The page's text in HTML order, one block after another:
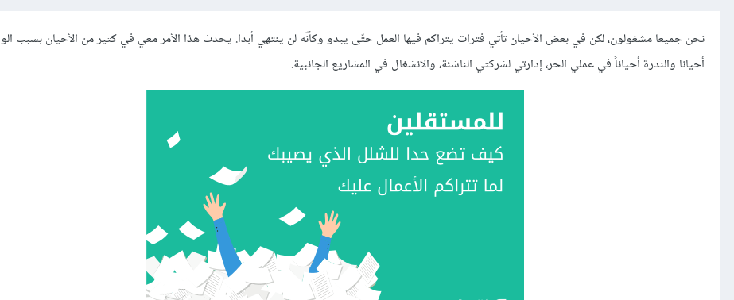
نحن جميعا مشغولون، لكن في بعض الأحيان تأتي فترات يتراكم فيها العمل حتّى يبدو وكأنّه لن ينتهي أبدا. يحدث هذا الأمر معي في كثير من الأحيان بسبب
أحيانا والندرة أحياناً في عملي الحر، إدارتي لشركتي الناشئة، والانشغال في المشاريع الجانبية.